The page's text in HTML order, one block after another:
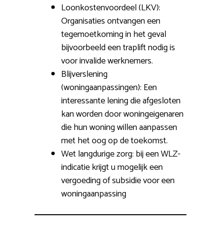
Loonkostenvoordeel (LKV):
Organisaties ontvangen een
tegemoetkoming in het geval
bijvoorbeeld een traplift nodig is
voor invalide werknemers.
Blijverslening
(woningaanpassingen): Een
interessante lening die afgesloten
kan worden door woningeigenaren
die hun woning willen aanpassen
met het oog op de toekomst.
Wet langdurige zorg: bij een WLZ-
indicatie krijgt u mogelijk een
vergoeding of subsidie voor een
woningaanpassing